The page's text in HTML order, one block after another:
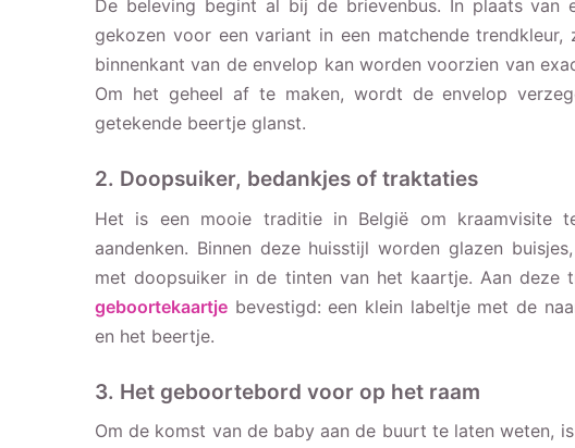
De beleving begint al bij de brievenbus. In plaats
gekozen voor een variant in een matchende
binnenkant van de envelop kan worden voorzien van
Om het geheel af te maken, wordt de envelop
getekende beertje glanst.
2. Doopsuiker, bedankjes of traktaties
Het is een mooie traditie in België om kraamvisite
aandenken. Binnen deze huisstijl worden glazen
met doopsuiker in de tinten van het kaartje. Aan deze
geboortekaartje bevestigd: een klein labeltje met de
en het beertje.
3. Het geboortebord voor op het raam
Om de komst van de baby aan de buurt te laten weten,